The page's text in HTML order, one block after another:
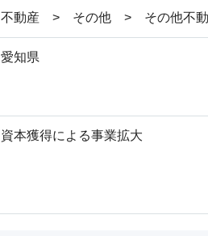
不動産 > その他 > その他不動
愛知県
資本獲得による事業拡大